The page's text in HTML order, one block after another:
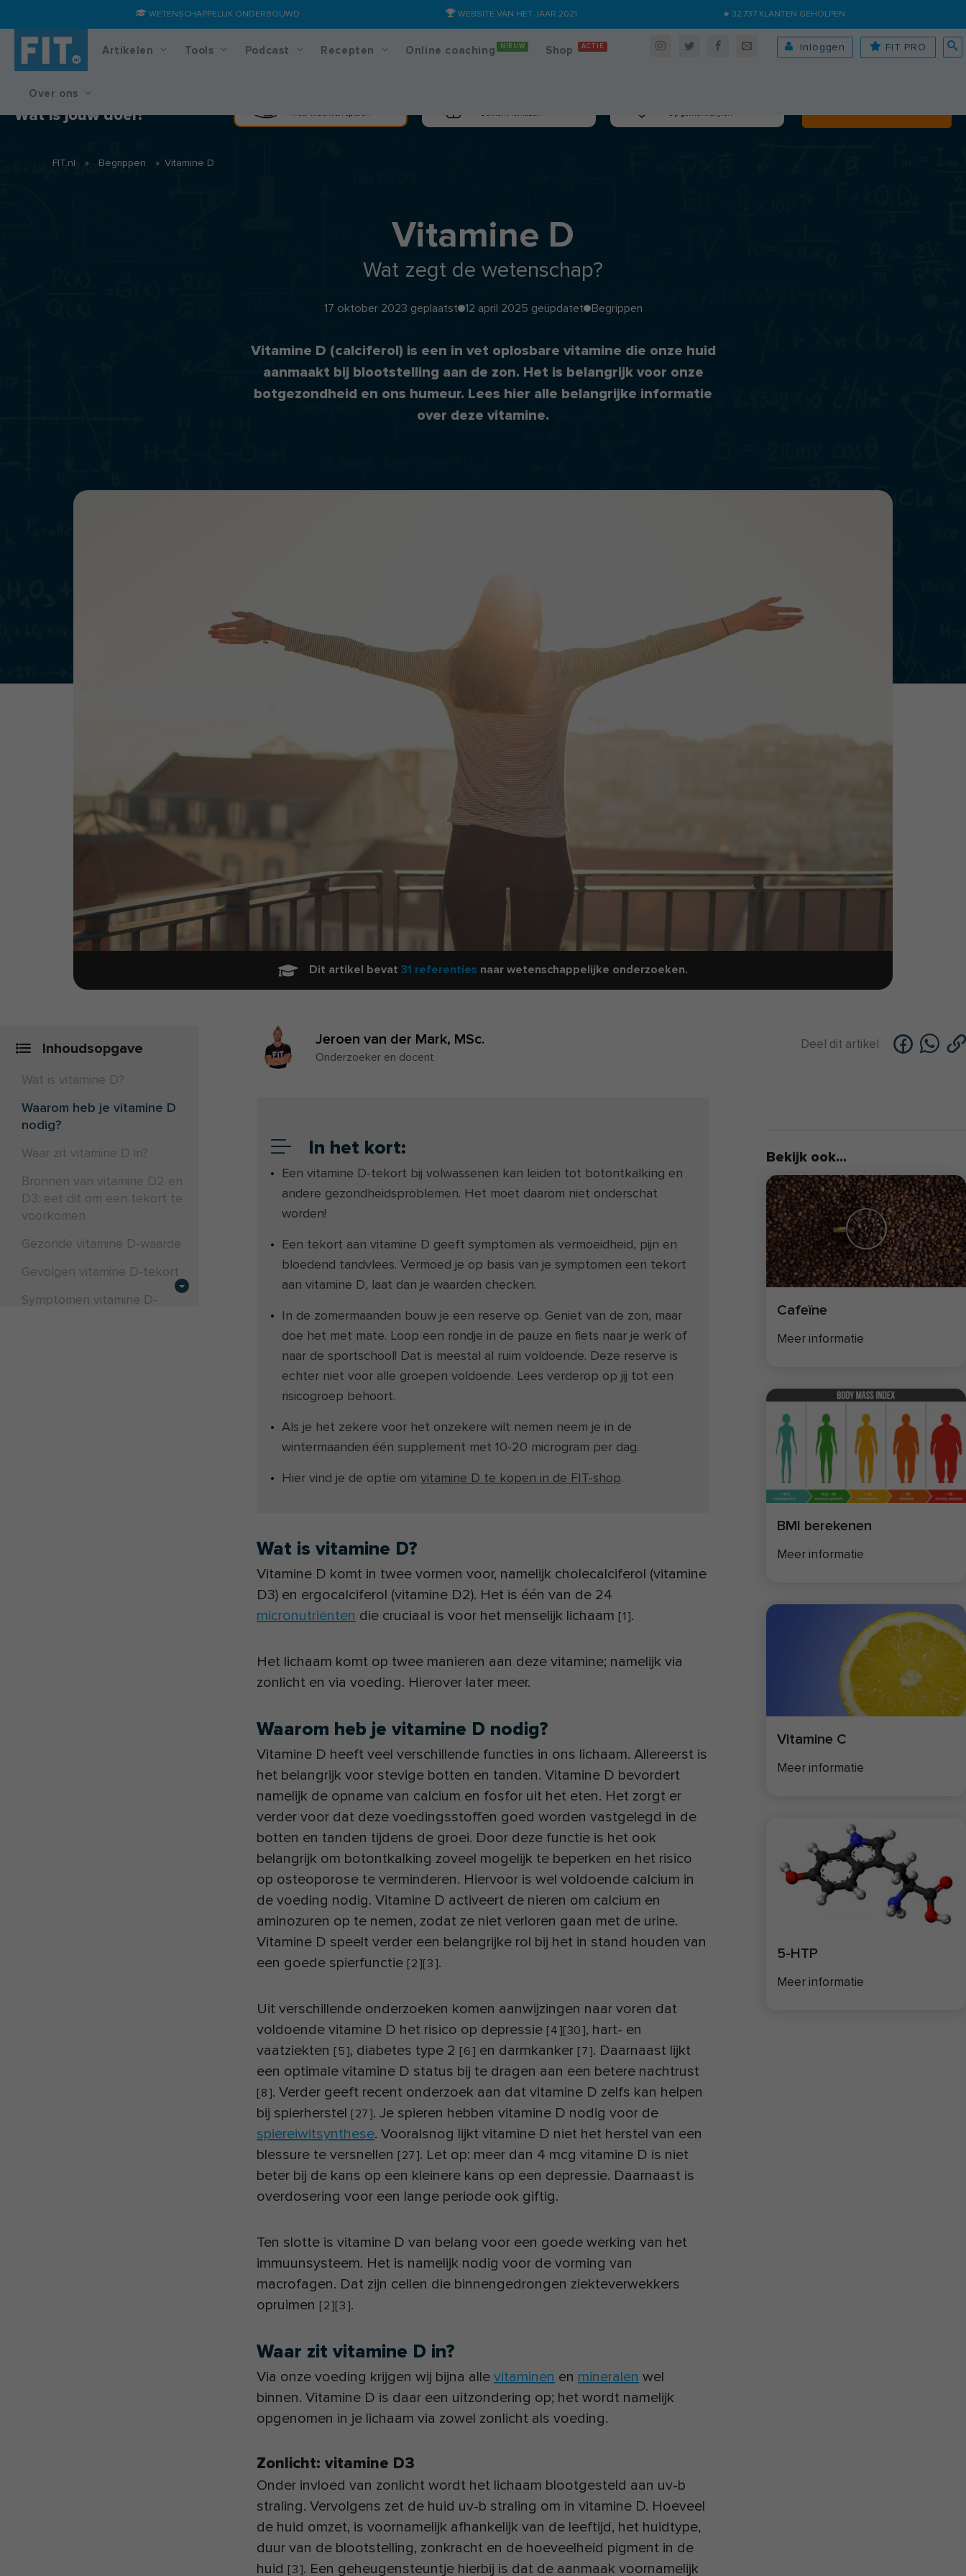
WETENSCHAPPELIJK ONDERBOUWD WEBSITE VAN HET JAAR 2021 ★ 32.737 KLANTEN GEHOLPEN
Artikelen Tools Podcast Recepten Online coaching NIEUW Shop ACTIE
Over ons
Inloggen FIT PRO
Training & voedingsplan
Wat is jouw doel?
FIT.nl » Begrippen » Vitamine D
Vitamine D
Wat zegt de wetenschap?
17 oktober 2023 geplaatst 12 april 2025 geüpdatet Begrippen
Vitamine D (calciferol) is een in vet oplosbare vitamine die onze huid
aanmaakt bij blootstelling aan de zon. Het is belangrijk voor onze
botgezondheid en ons humeur. Lees hier alle belangrijke informatie
over deze vitamine.
Dit artikel bevat 31 referenties naar wetenschappelijke onderzoeken.
Inhoudsopgave
Wat is vitamine D?
Waarom heb je vitamine D
nodig?
Waar zit vitamine D in?
Bronnen van vitamine D2 en
D3: eet dit om een tekort te
voorkomen
Gezonde vitamine D-waarde
Gevolgen vitamine D-tekort
Symptomen vitamine D-
Jeroen van der Mark, MSc.
Onderzoeker en docent
In het kort:
Een vitamine D-tekort bij volwassenen kan leiden tot botontkalking en
andere gezondheidsproblemen. Het moet daarom niet onderschat
worden!
Een tekort aan vitamine D geeft symptomen als vermoeidheid, pijn en
bloedend tandvlees. Vermoed je op basis van je symptomen een tekort
aan vitamine D, laat dan je waarden checken.
In de zomermaanden bouw je een reserve op. Geniet van de zon, maar
doe het met mate. Loop een rondje in de pauze en fiets naar je werk of
naar de sportschool! Dat is meestal al ruim voldoende. Deze reserve is
echter niet voor alle groepen voldoende. Lees verderop op jij tot een
risicogroep behoort.
Als je het zekere voor het onzekere wilt nemen neem je in de
wintermaanden één supplement met 10-20 microgram per dag.
Hier vind je de optie om vitamine D te kopen in de FIT-shop.
Wat is vitamine D?
Vitamine D komt in twee vormen voor, namelijk cholecalciferol (vitamine
D3) en ergocalciferol (vitamine D2). Het is één van de 24
micronutriënten die cruciaal is voor het menselijk lichaam [1].
Het lichaam komt op twee manieren aan deze vitamine; namelijk via
zonlicht en via voeding. Hierover later meer.
Waarom heb je vitamine D nodig?
Vitamine D heeft veel verschillende functies in ons lichaam. Allereerst is
het belangrijk voor stevige botten en tanden. Vitamine D bevordert
namelijk de opname van calcium en fosfor uit het eten. Het zorgt er
verder voor dat deze voedingsstoffen goed worden vastgelegd in de
botten en tanden tijdens de groei. Door deze functie is het ook
belangrijk om botontkalking zoveel mogelijk te beperken en het risico
op osteoporose te verminderen. Hiervoor is wel voldoende calcium in
de voeding nodig. Vitamine D activeert de nieren om calcium en
aminozuren op te nemen, zodat ze niet verloren gaan met de urine.
Vitamine D speelt verder een belangrijke rol bij het in stand houden van
een goede spierfunctie [2][3].
Uit verschillende onderzoeken komen aanwijzingen naar voren dat
voldoende vitamine D het risico op depressie [4][30], hart- en
vaatziekten [5], diabetes type 2 [6] en darmkanker [7]. Daarnaast lijkt
een optimale vitamine D status bij te dragen aan een betere nachtrust
[8]. Verder geeft recent onderzoek aan dat vitamine D zelfs kan helpen
bij spierherstel [27]. Je spieren hebben vitamine D nodig voor de
spiereiwitsynthese. Vooralsnog lijkt vitamine D niet het herstel van een
blessure te versnellen [27]. Let op: meer dan 4 mcg vitamine D is niet
beter bij de kans op een kleinere kans op een depressie. Daarnaast is
overdosering voor een lange periode ook giftig.
Ten slotte is vitamine D van belang voor een goede werking van het
immuunsysteem. Het is namelijk nodig voor de vorming van
macrofagen. Dat zijn cellen die binnengedrongen ziekteverwekkers
opruimen [2][3].
Waar zit vitamine D in?
Via onze voeding krijgen wij bijna alle vitaminen en mineralen wel
binnen. Vitamine D is daar een uitzondering op; het wordt namelijk
opgenomen in je lichaam via zowel zonlicht als voeding.
Zonlicht: vitamine D3
Onder invloed van zonlicht wordt het lichaam blootgesteld aan uv-b
straling. Vervolgens zet de huid uv-b straling om in vitamine D. Hoeveel
de huid omzet, is voornamelijk afhankelijk van de leeftijd, het huidtype,
duur van de blootstelling, zonkracht en de hoeveelheid pigment in de
huid [3]. Een geheugensteuntje hierbij is dat de aanmaak voornamelijk
Deel dit artikel
Bekijk ook...
Cafeïne
Meer informatie
BMI berekenen
Meer informatie
Vitamine C
Meer informatie
5-HTP
Meer informatie